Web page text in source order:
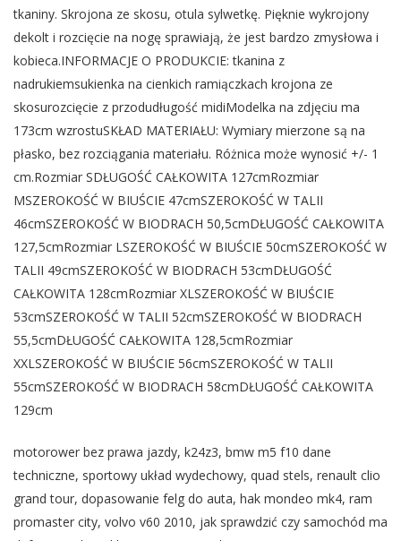
tkaniny. Skrojona ze skosu, otula sylwetkę. Pięknie wykrojony
dekolt i rozcięcie na nogę sprawiają, że jest bardzo zmysłowa i
kobieca.INFORMACJE O PRODUKCIE: tkanina z
nadrukiemsukienka na cienkich ramiączkach krojona ze
skosurozcięcie z przodudługość midiModelka na zdjęciu ma
173cm wzrostuSKŁAD MATERIAŁU: Wymiary mierzone są na
płasko, bez rozciągania materiału. Różnica może wynosić +/- 1
cm.Rozmiar SDŁUGOŚĆ CAŁKOWITA 127cmRozmiar
MSZEROKOŚĆ W BIUŚCIE 47cmSZEROKOŚĆ W TALII
46cmSZEROKOŚĆ W BIODRACH 50,5cmDŁUGOŚĆ CAŁKOWITA
127,5cmRozmiar LSZEROKOŚĆ W BIUŚCIE 50cmSZEROKOŚĆ W
TALII 49cmSZEROKOŚĆ W BIODRACH 53cmDŁUGOŚĆ
CAŁKOWITA 128cmRozmiar XLSZEROKOŚĆ W BIUŚCIE
53cmSZEROKOŚĆ W TALII 52cmSZEROKOŚĆ W BIODRACH
55,5cmDŁUGOŚĆ CAŁKOWITA 128,5cmRozmiar
XXLSZEROKOŚĆ W BIUŚCIE 56cmSZEROKOŚĆ W TALII
55cmSZEROKOŚĆ W BIODRACH 58cmDŁUGOŚĆ CAŁKOWITA
129cm
motorower bez prawa jazdy, k24z3, bmw m5 f10 dane
techniczne, sportowy układ wydechowy, quad stels, renault clio
grand tour, dopasowanie felg do auta, hak mondeo mk4, ram
promaster city, volvo v60 2010, jak sprawdzić czy samochód ma